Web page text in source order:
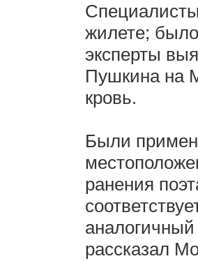
жилете;
эксперты
Пушкина на
кровь.
Были
ранения
рассказал